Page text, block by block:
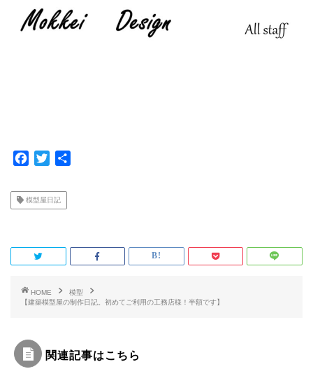
c
e
o
k
i
t
r
模型屋日記
HOME
模型
【建築模型屋の制作日記。初めてご利用の工務店様！半額です】
関連記事はこちら